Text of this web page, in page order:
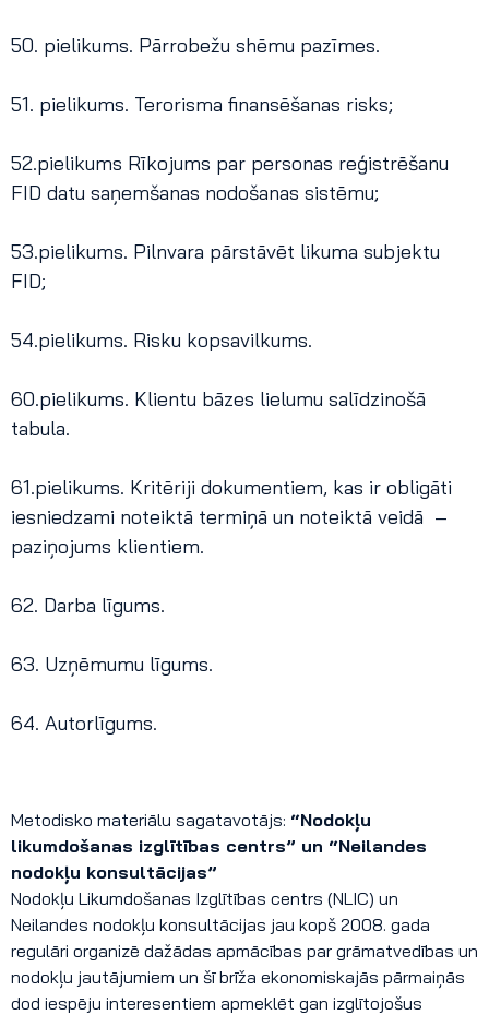
50. pielikums. Pārrobežu shēmu pazīmes.
51. pielikums. Terorisma finansēšanas risks;
52.pielikums Rīkojums par personas reģistrēšanu
FID datu saņemšanas nodošanas sistēmu;
53.pielikums. Pilnvara pārstāvēt likuma subjektu
FID;
54.pielikums. Risku kopsavilkums.
60.pielikums. Klientu bāzes lielumu salīdzinošā
tabula.
61.pielikums. Kritēriji dokumentiem, kas ir obligāti
iesniedzami noteiktā termiņā un noteiktā veidā –
paziņojums klientiem.
62. Darba līgums.
63. Uzņēmumu līgums.
64. Autorlīgums.
Metodisko materiālu sagatavotājs: “Nodokļu
likumdošanas izglītības centrs” un “Neilandes
nodokļu konsultācijas”
Nodokļu Likumdošanas Izglītības centrs (NLIC) un
Neilandes nodokļu konsultācijas jau kopš 2008. gada
regulāri organizē dažādas apmācības par grāmatvedības un
nodokļu jautājumiem un šī brīža ekonomiskajās pārmaiņās
dod iespēju interesentiem apmeklēt gan izglītojošus